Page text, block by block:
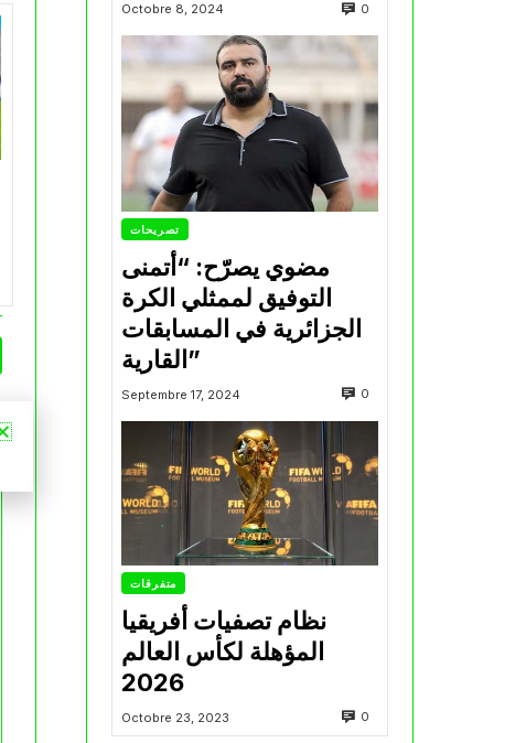
Octobre 8, 2024 0
تصريحات
مضوي يصرّح: “أتمنى
التوفيق لممثلي الكرة
الجزائرية في المسابقات
القارية”
Septembre 17, 2024 0
متفرقات
نظام تصفيات أفريقيا
المؤهلة لكأس العالم
2026
Octobre 23, 2023 0